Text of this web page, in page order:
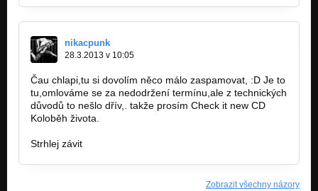
nikacpunk
28.3.2013 v 10:05
Čau chlapi,tu si dovolím něco málo zaspamovat, :D Je to
tu,omlováme se za nedodržení termínu,ale z technických
důvodů to nešlo dřív,. takže prosím Check it new CD
Koloběh života.
Strhlej závit
Zobrazit všechny názory